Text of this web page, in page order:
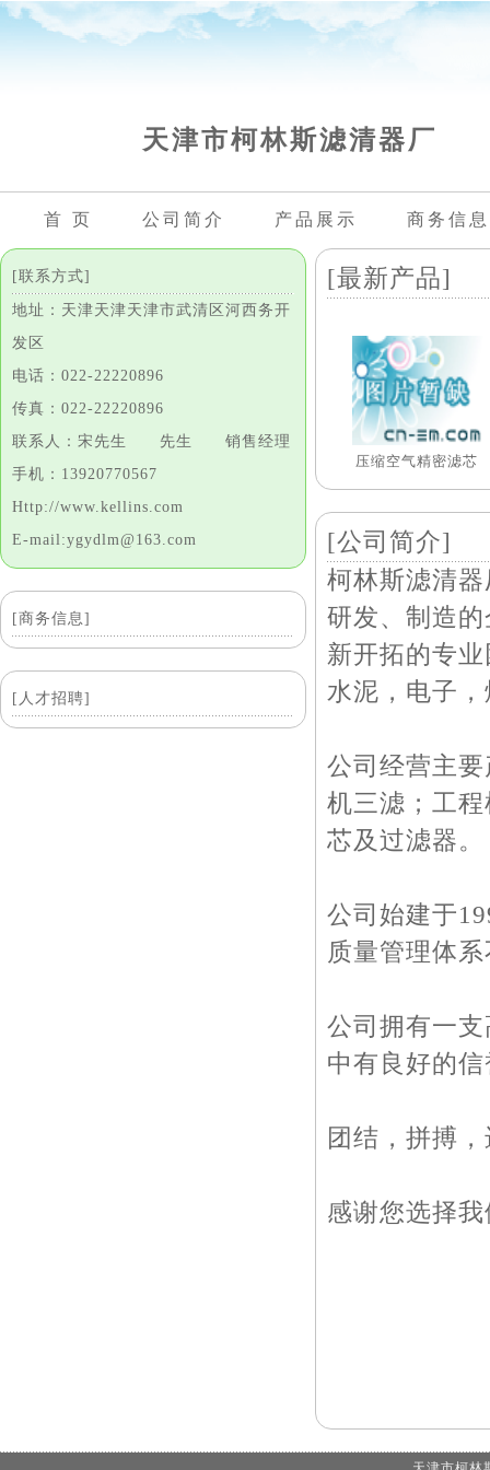
天津市柯林斯滤清器厂
首 页 公司简介 产品展示 商务信息
[联系方式]
地址：天津天津天津市武清区河西务开
发区
电话：022-22220896
传真：022-22220896
联系人：宋先生 先生 销售经理
手机：13920770567
Http://www.kellins.com
E-mail:ygydlm@163.com
[商务信息]
[人才招聘]
[最新产品]
压缩空气精密滤芯
[公司简介]
柯林斯滤清
研发、制造
新开拓的专
水泥，电子
公司经营主
机三滤；工
芯及过滤器。
公司始建于
质量管理体
公司拥有一
中有良好的
团结，拼搏
感谢您选择